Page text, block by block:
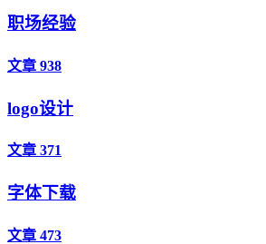
职场经验
文章 938
logo设计
文章 371
字体下载
文章 473